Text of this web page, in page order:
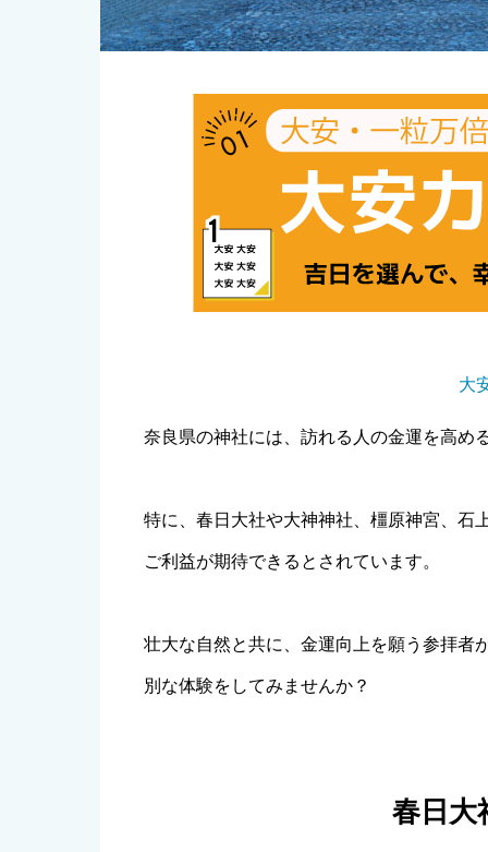
大
奈良県の神社には、訪れる人の金運を高め
特に、春日大社や大神神社、橿原神宮、石
ご利益が期待できるとされています。
壮大な自然と共に、金運向上を願う参拝者
別な体験をしてみませんか？
春日大